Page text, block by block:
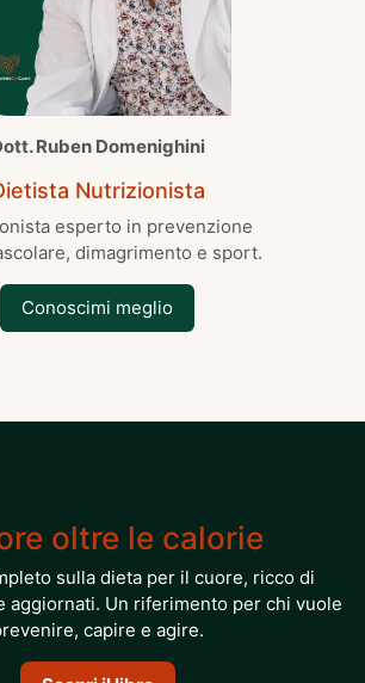
Ruben Domenighini
Nutrizionista
esperto in prevenzione
dimagrimento e sport.
Conoscimi meglio
oltre le calorie
sulla dieta per il cuore, ricco di
aggiornati. Un riferimento per chi vuole
capire e agire.